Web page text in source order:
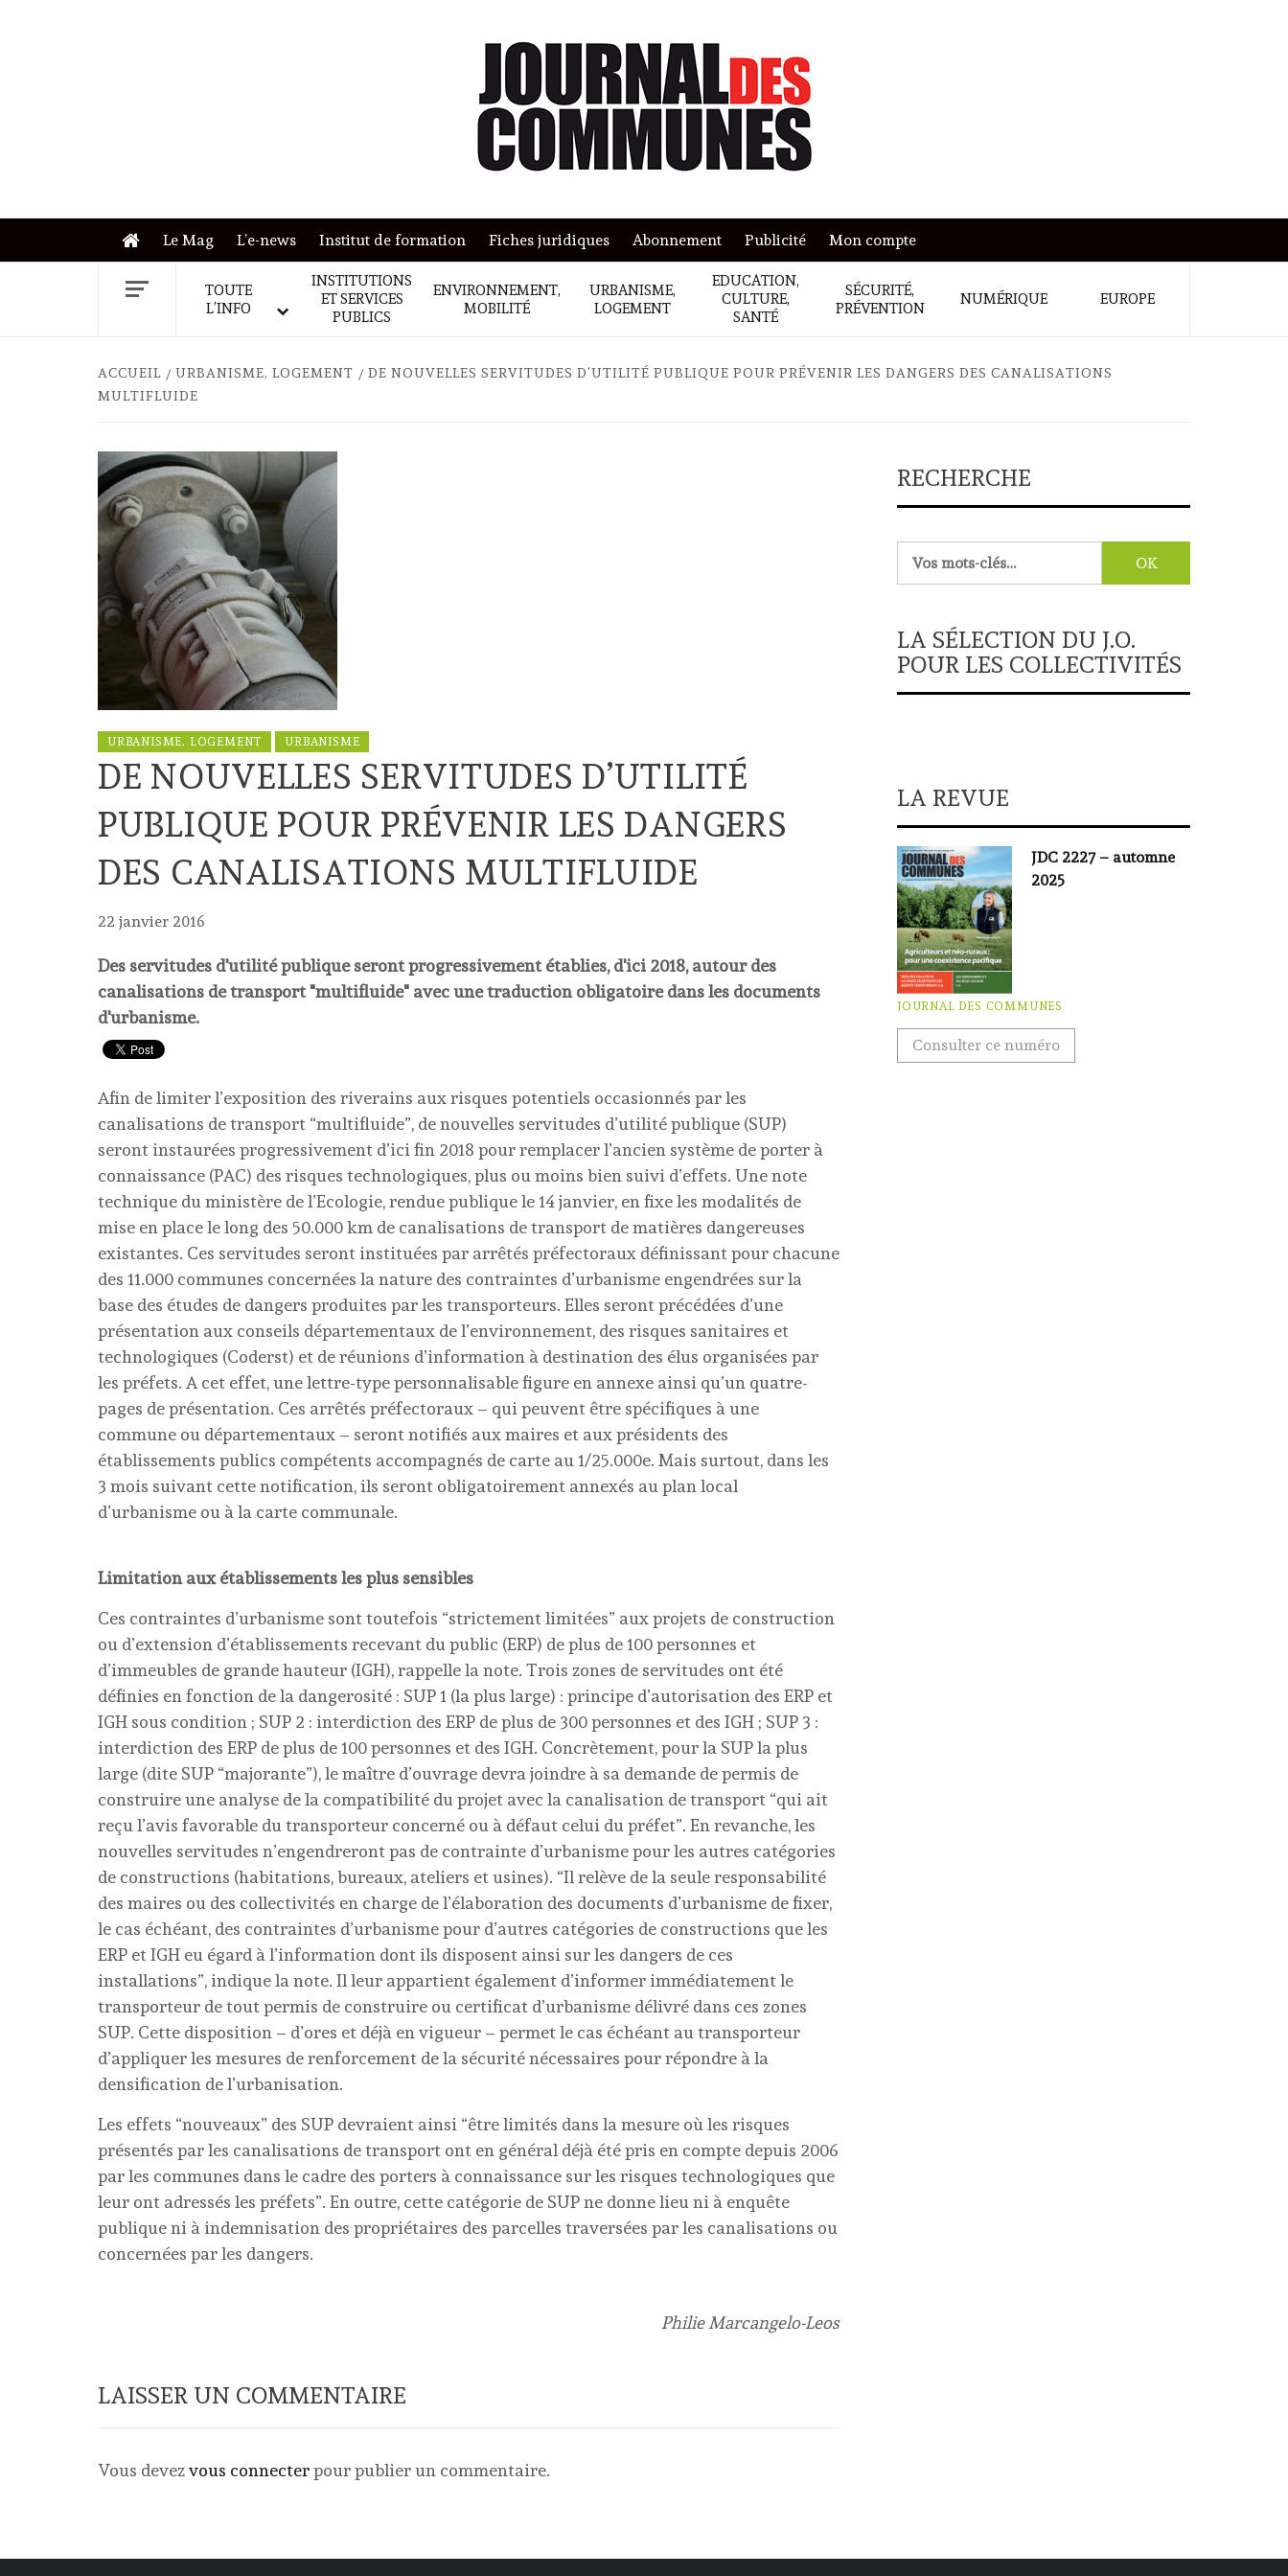
Le Mag L’e-news Institut de formation Fiches juridiques Abonnement Publicité Mon compte
TOUTE
L’INFO
INSTITUTIONS
ET SERVICES
PUBLICS
ENVIRONNEMENT,
MOBILITÉ
URBANISME,
LOGEMENT
EDUCATION,
CULTURE,
SANTÉ
SÉCURITÉ,
PRÉVENTION
NUMÉRIQUE EUROPE
ACCUEIL URBANISME, LOGEMENT
DE NOUVELLES SERVITUDES D’UTILITÉ PUBLIQUE POUR PRÉVENIR LES DANGERS DES CANALISATIONS
MULTIFLUIDE
URBANISME, LOGEMENT URBANISME
DE NOUVELLES SERVITUDES D’UTILITÉ
PUBLIQUE POUR PRÉVENIR LES DANGERS
DES CANALISATIONS MULTIFLUIDE
22 janvier 2016
Des servitudes d'utilité publique seront progressivement établies, d'ici 2018, autour des
canalisations de transport "multifluide" avec une traduction obligatoire dans les documents
d'urbanisme.
Afin de limiter l’exposition des riverains aux risques potentiels occasionnés par les
canalisations de transport “multifluide”, de nouvelles servitudes d’utilité publique (SUP)
seront instaurées progressivement d’ici fin 2018 pour remplacer l’ancien système de porter à
connaissance (PAC) des risques technologiques, plus ou moins bien suivi d’effets. Une note
technique du ministère de l’Ecologie, rendue publique le 14 janvier, en fixe les modalités de
mise en place le long des 50.000 km de canalisations de transport de matières dangereuses
existantes. Ces servitudes seront instituées par arrêtés préfectoraux définissant pour chacune
des 11.000 communes concernées la nature des contraintes d’urbanisme engendrées sur la
base des études de dangers produites par les transporteurs. Elles seront précédées d’une
présentation aux conseils départementaux de l’environnement, des risques sanitaires et
technologiques (Coderst) et de réunions d’information à destination des élus organisées par
les préfets. A cet effet, une lettre-type personnalisable figure en annexe ainsi qu’un quatre-
pages de présentation. Ces arrêtés préfectoraux – qui peuvent être spécifiques à une
commune ou départementaux – seront notifiés aux maires et aux présidents des
établissements publics compétents accompagnés de carte au 1/25.000e. Mais surtout, dans les
3 mois suivant cette notification, ils seront obligatoirement annexés au plan local
d’urbanisme ou à la carte communale.
Limitation aux établissements les plus sensibles
Ces contraintes d’urbanisme sont toutefois “strictement limitées” aux projets de construction
ou d’extension d’établissements recevant du public (ERP) de plus de 100 personnes et
d’immeubles de grande hauteur (IGH), rappelle la note. Trois zones de servitudes ont été
définies en fonction de la dangerosité : SUP 1 (la plus large) : principe d’autorisation des ERP et
IGH sous condition ; SUP 2 : interdiction des ERP de plus de 300 personnes et des IGH ; SUP 3 :
interdiction des ERP de plus de 100 personnes et des IGH. Concrètement, pour la SUP la plus
large (dite SUP “majorante”), le maître d’ouvrage devra joindre à sa demande de permis de
construire une analyse de la compatibilité du projet avec la canalisation de transport “qui ait
reçu l’avis favorable du transporteur concerné ou à défaut celui du préfet”. En revanche, les
nouvelles servitudes n’engendreront pas de contrainte d’urbanisme pour les autres catégories
de constructions (habitations, bureaux, ateliers et usines). “Il relève de la seule responsabilité
des maires ou des collectivités en charge de l’élaboration des documents d’urbanisme de fixer,
le cas échéant, des contraintes d’urbanisme pour d’autres catégories de constructions que les
ERP et IGH eu égard à l’information dont ils disposent ainsi sur les dangers de ces
installations”, indique la note. Il leur appartient également d’informer immédiatement le
transporteur de tout permis de construire ou certificat d’urbanisme délivré dans ces zones
SUP. Cette disposition – d’ores et déjà en vigueur – permet le cas échéant au transporteur
d’appliquer les mesures de renforcement de la sécurité nécessaires pour répondre à la
densification de l’urbanisation.
Les effets “nouveaux” des SUP devraient ainsi “être limités dans la mesure où les risques
présentés par les canalisations de transport ont en général déjà été pris en compte depuis 2006
par les communes dans le cadre des porters à connaissance sur les risques technologiques que
leur ont adressés les préfets”. En outre, cette catégorie de SUP ne donne lieu ni à enquête
publique ni à indemnisation des propriétaires des parcelles traversées par les canalisations ou
concernées par les dangers.
Philie Marcangelo-Leos
LAISSER UN COMMENTAIRE
Vous devezvous connecterpour publier un commentaire.
RECHERCHE
LA SÉLECTION DU J.O.
POUR LES COLLECTIVITÉS
LA REVUE
JDC 2227 – automne
2025
JOURNAL DES COMMUNES
Consulter ce numéro